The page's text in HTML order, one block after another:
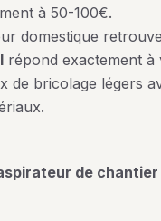
à 50-100€.
domestique
répond exactement à
de bricolage légers
de chantier